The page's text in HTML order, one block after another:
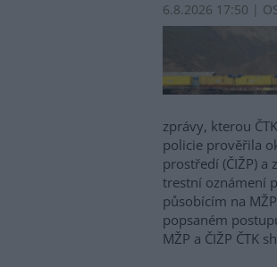
6.8.2026 17:50 |
zprávy, kterou
policie prověřila
prostředí (ČIŽP) a
trestní oznámení
působícím na
popsaném
MŽP a ČIŽP ČTK